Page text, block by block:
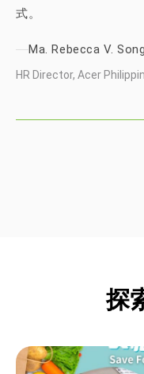
式。
Ma. Rebecca V. Song
HR Director, Acer
探